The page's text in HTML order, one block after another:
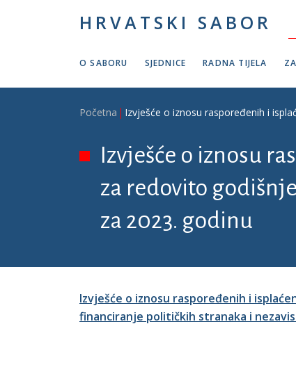
HRVATSKI SABOR
O SABORU SJEDNICE RADNA TIJELA
Breadcrumb
Početna Izvješće o iznosu raspoređenih i
Izvješće o iznosu
za redovito
za 2023. godinu
Izvješće o iznosu raspoređenih i
financiranje političkih stranaka i